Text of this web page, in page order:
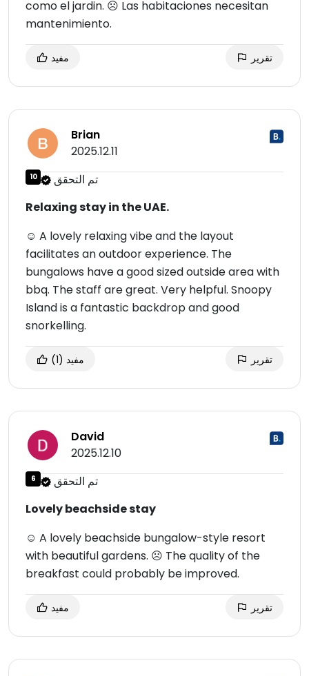
como el jardin. ☹ Las habitaciones necesitan
mantenimiento.
مفيد تقرير
Brian
2025.12.11
10
تم التحقق
Relaxing stay in the UAE.
☺ A lovely relaxing vibe and the layout
facilitates an outdoor experience. The
bungalows have a good sized outside area with
bbq. The staff are great. Very helpful. Snoopy
Island is a fantastic backdrop and good
snorkelling.
مفيد (1) تقرير
David
2025.12.10
6
تم التحقق
Lovely beachside stay
☺ A lovely beachside bungalow-style resort
with beautiful gardens. ☹ The quality of the
breakfast could probably be improved.
مفيد تقرير